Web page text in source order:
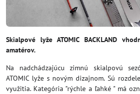
Skialpové lyže ATOMIC BACKLAND
amatérov.
Na nadchádzajúcu zimnú skialpovú
ATOMIC lyže s novým dizajnom. Sú
využitia. Kategória "rýchle a ľahké " má